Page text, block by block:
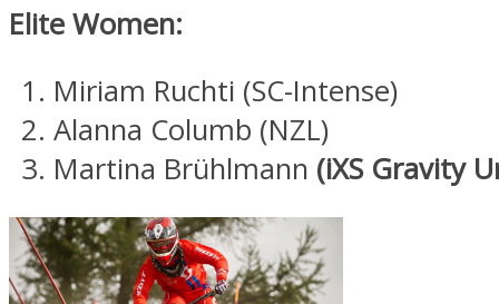
Elite Women:
Miriam Ruchti (SC-Intense)
Alanna Columb (NZL)
Martina Brühlmann (iXS Gravity